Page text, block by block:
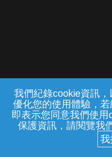
我們紀錄cookie資訊
優化您的使用體驗，
即表示您同意我們使
保護資訊，請閱覽我
常見問題 線上客服
中華電信股份有限
(統一編號：